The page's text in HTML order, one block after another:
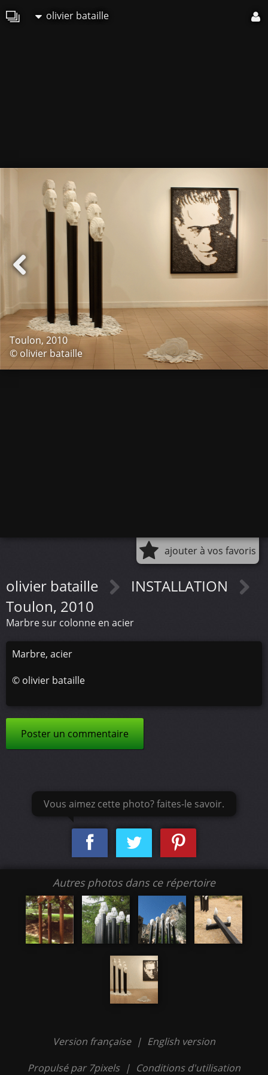
olivier bataille
Toulon, 2010
© olivier bataille
ajouter à vos favoris
olivier bataille
INSTALLATION
Toulon, 2010
Marbre sur colonne en acier
Marbre, acier
© olivier bataille
Poster un commentaire
Vous aimez cette photo? faites-le savoir.
Autres photos dans ce répertoire
Version française | English version
Propulsé par 7pixels | Conditions d'utilisation